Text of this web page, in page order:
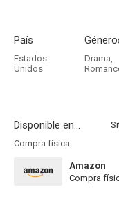
País
Estados
Unidos
Drama,
Disponible en...
Compra física
Amazon
Compra